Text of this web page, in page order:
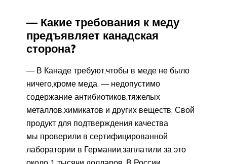
— Какие требования к меду
предъявляет канадская
сторона?
— В Канаде требуют,чтобы в меде не было
ничего,кроме меда, — недопустимо
содержание антибиотиков,тяжелых
металлов,химикатов и других веществ. Свой
продукт для подтверждения качества
мы проверили в сертифицированной
лаборатории в Германии,заплатили за это